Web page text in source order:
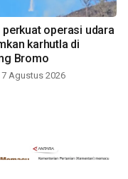
perkuat operasi udara
karhutla di
Bromo
Agustus 2026